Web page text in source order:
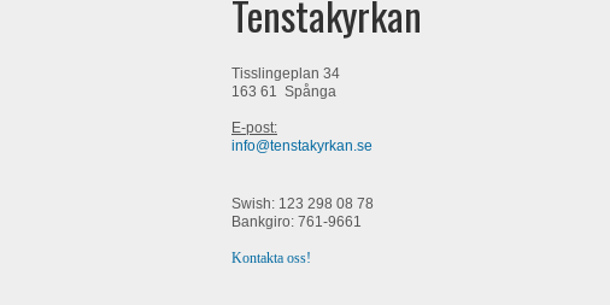
Tenstakyrkan
Tisslingeplan 34
163 61 Spånga
E-post:
info@tenstakyrkan.se
Swish: 123 298 08 78
Bankgiro: 761-9661
Kontakta oss!